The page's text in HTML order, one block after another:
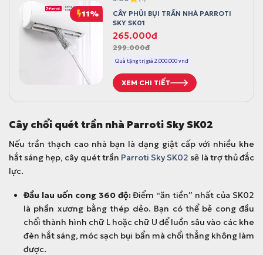
11%
CÂY PHỦI BỤI TRẦN NHÀ PARROTI
SKY SK01
299.000đ
G
i
á
g
ố
c
à
:
2
.
0
0
0
265.000đ
G
i
á
h
i
ệ
t
ạ
i
:
2
6
5
Quà tặng trị giá 2.000.000 vnđ
XEM CHI TIẾT
Cây chổi quét trần nhà Parroti Sky SK02
Nếu trần thạch cao nhà bạn là dạng giật cấp với nhiều khe
hắt sáng hẹp, cây quét trần Parroti Sky SK02 sẽ là trợ thủ đắc
lực.
Đầu lau uốn cong 360 độ:Điểm “ăn tiền” nhất của SK02
là phần xương bằng thép dẻo. Bạn có thể bẻ cong đầu
chổi thành hình chữ L hoặc chữ U để luồn sâu vào các khe
đèn hắt sáng, móc sạch bụi bẩn mà chổi thẳng không làm
được.